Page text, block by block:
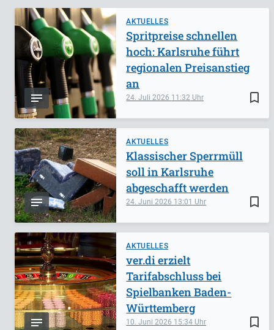
AKTUELLES
bookmark_border
24. Juli 2026 11:32
Spritpreise schnellen
hoch: Karlsruhe führt
regionalen Preisanstieg
an
AKTUELLES
bookmark_border
24. Juni 2026 13:01
Klassischer Sperrmüll
soll in Karlsruhe
abgeschafft werden
AKTUELLES
bookmark_border
10. Juni 2026 15:34
ver.di erzielt
Tarifabschluss bei
Spielbanken Baden-
Württemberg